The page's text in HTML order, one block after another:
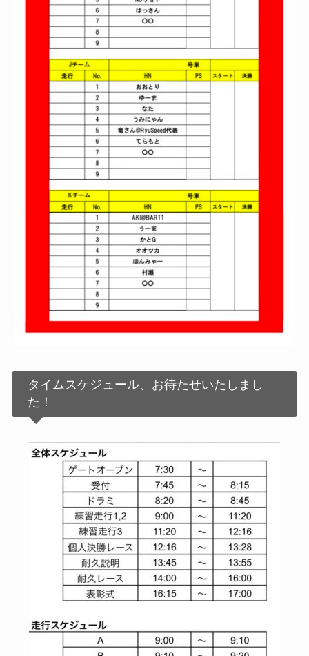
タイムスケジュール、お待たせいたしまし
た！